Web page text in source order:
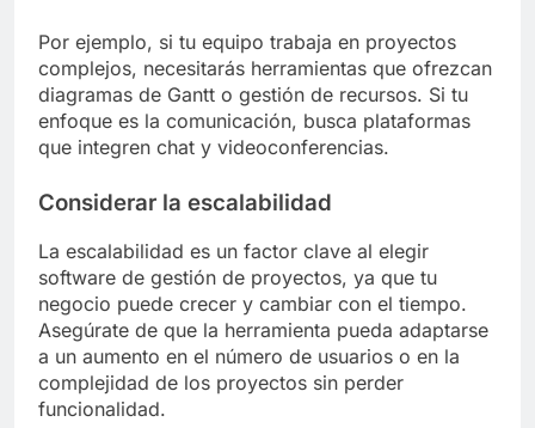
Por ejemplo, si tu equipo trabaja en proyectos
complejos, necesitarás herramientas que ofrezcan
diagramas de Gantt o gestión de recursos. Si tu
enfoque es la comunicación, busca plataformas
que integren chat y videoconferencias.
Considerar la escalabilidad
La escalabilidad es un factor clave al elegir
software de gestión de proyectos, ya que tu
negocio puede crecer y cambiar con el tiempo.
Asegúrate de que la herramienta pueda adaptarse
a un aumento en el número de usuarios o en la
complejidad de los proyectos sin perder
funcionalidad.